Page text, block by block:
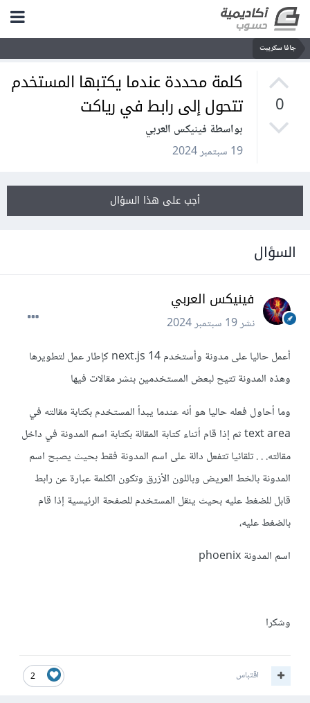
جافا سكريبت
0
كلمة محددة عندما يكتبها المستخدم
تتحول إلى رابط في رياكت
بواسطة فينيكس العربي
19 سبتمبر 2024
أجب على هذا السؤال
السؤال
فينيكس العربي
نشر19 سبتمبر 2024
أعمل حاليا على مدونة وأستخدم next.js 14 كإطار عمل لتطويرها
وهذه المدونة تتيح لبعض المستخدمين بنشر مقالات فيها
وما أحاول فعله حاليا هو أنه عندما يبدأ المستخدم بكتابة مقالته في
text area ثم إذا قام أثناء كتابة المقالة بكتابة اسم المدونة في داخل
مقالته. . . تلقائيا تتفعل دالة على اسم المدونة فقط بحيث يصبح اسم
المدونة بالخط العريض وباللون الأزرق وتكون الكلمة عبارة عن رابط
قابل للضغط عليه بحيث ينقل المستخدم للصفحة الرئيسية إذا قام
بالضغط عليه،
اسم المدونة phoenix
وشكرا
2 اقتباس